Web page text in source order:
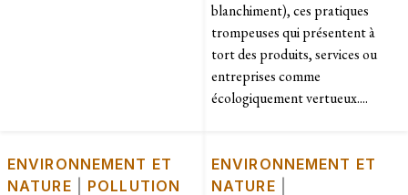
blanchiment), ces pratiques
trompeuses qui présentent à
tort des produits, services ou
entreprises comme
écologiquement vertueux....
ENVIRONNEMENT ET
NATURE
POLLUTION
ENVIRONNEMENT ET
NATURE